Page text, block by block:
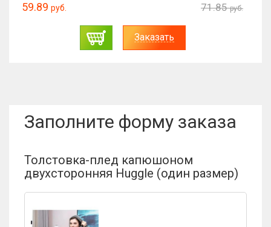
59.89 руб. 71.85 руб.
Заказать
Заполните форму заказа
Толстовка-плед капюшоном
двухсторонняя Huggle (один размер)